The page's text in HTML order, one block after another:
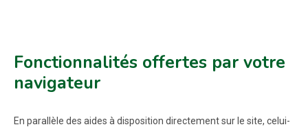
Fonctionnalités offertes par votre
navigateur
En parallèle des aides à disposition directement sur le site, celui-